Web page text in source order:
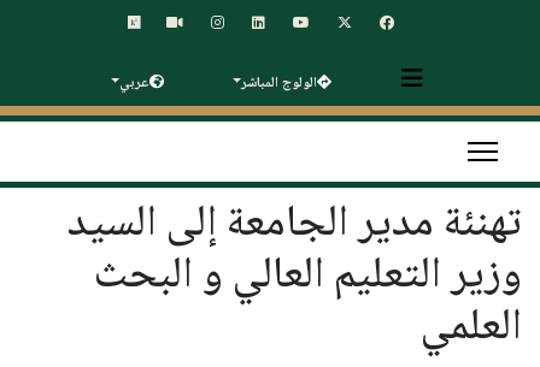
الولوج المباشر عربي
تهنئة مدير الجامعة إلى السيد
وزير التعليم العالي و البحث
العلمي